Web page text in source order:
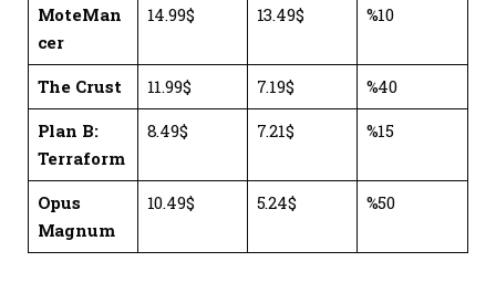
MoteMan
cer
14.99$ 13.49$ %10
The Crust 11.99$ 7.19$
%40
Plan B:
Terraform
8.49$ 7.21$ %15
Opus
Magnum
10.49$ 5.24$ %50